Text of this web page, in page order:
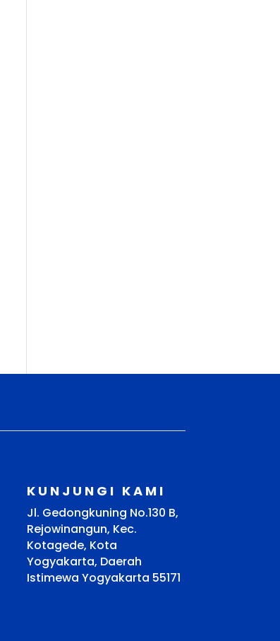
KUNJUNGI KAMI
Jl. Gedongkuning No.130 B,
Rejowinangun, Kec.
Kotagede, Kota
Yogyakarta, Daerah
Istimewa Yogyakarta 55171